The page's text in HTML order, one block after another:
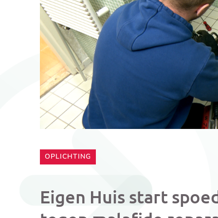
CATEGORIE:
OPLICHTING
Eigen Huis start